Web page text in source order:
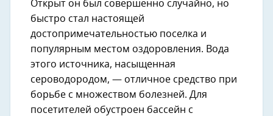
Открыт он был совершенно случайно, но
быстро стал настоящей
достопримечательностью поселка и
популярным местом оздоровления. Вода
этого источника, насыщенная
сероводородом, — отличное средство при
борьбе с множеством болезней. Для
посетителей обустроен бассейн с